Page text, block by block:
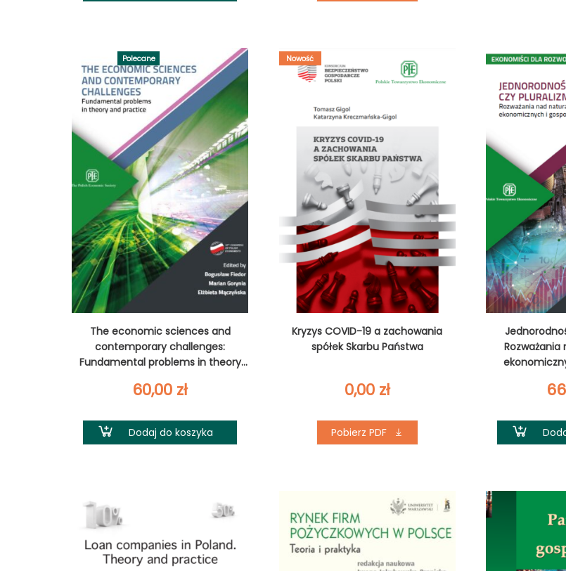
Polecane
The economic sciences and
contemporary challenges:
Fundamental problems in theory
60,00 zł
Dodaj do koszyka
Nowość
Kryzys COVID-19 a zachowania
spółek Skarbu Państwa
0,00 zł
Pobierz PDF